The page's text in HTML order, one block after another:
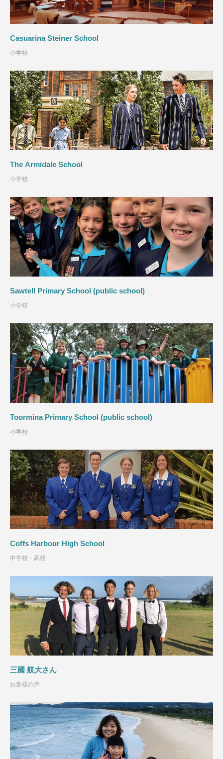
Casuarina Steiner School
小学校
The Armidale School
小学校
Sawtell Primary School (public school)
小学校
Toormina Primary School (public school)
小学校
Coffs Harbour High School
中学校・高校
三國 航大さん
お客様の声